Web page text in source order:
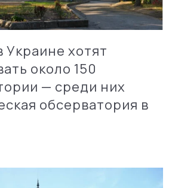
Украине хотят
около 150
— среди них
обсерватория в